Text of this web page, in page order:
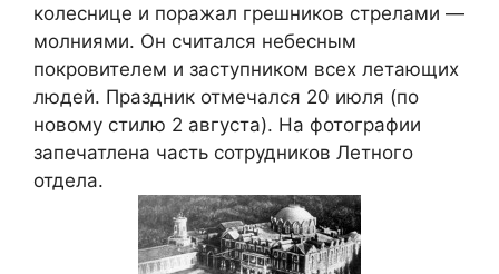
колеснице и поражал грешников стрелами —
молниями. Он считался небесным
покровителем и заступником всех летающих
людей. Праздник отмечался 20 июля (по
новому стилю 2 августа). На фотографии
запечатлена часть сотрудников Летного
отдела.